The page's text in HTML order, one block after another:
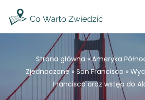
Przejdź
Strona główna »Ameryka
Zjednoczone » San Francisco »
Francisco oraz wstęp do